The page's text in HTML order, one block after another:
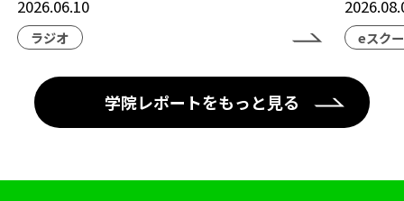
2026.06.10
ラジオ eスク
学院レポートをもっと見る